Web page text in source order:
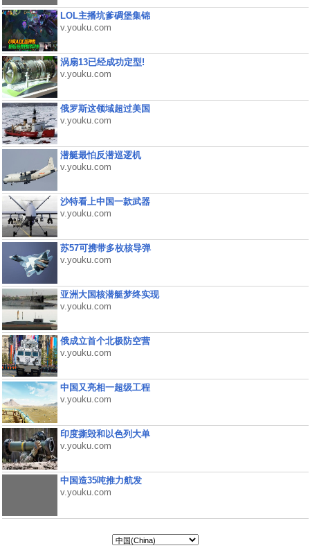
LOL主播坑爹碉堡集锦
v.youku.com
涡扇13已经成功定型!
v.youku.com
俄罗斯这领域超过美国
v.youku.com
潜艇最怕反潜巡逻机
v.youku.com
沙特看上中国一款武器
v.youku.com
苏57可携带多枚核导弹
v.youku.com
亚洲大国核潜艇梦终实现
v.youku.com
俄成立首个北极防空营
v.youku.com
中国又亮相一超级工程
v.youku.com
印度撕毁和以色列大单
v.youku.com
中国造35吨推力航发
v.youku.com